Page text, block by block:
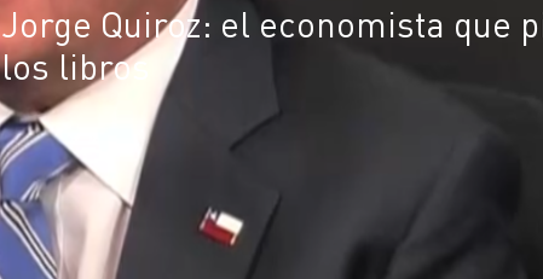
Jorge Quiroz: el economista que
los libros